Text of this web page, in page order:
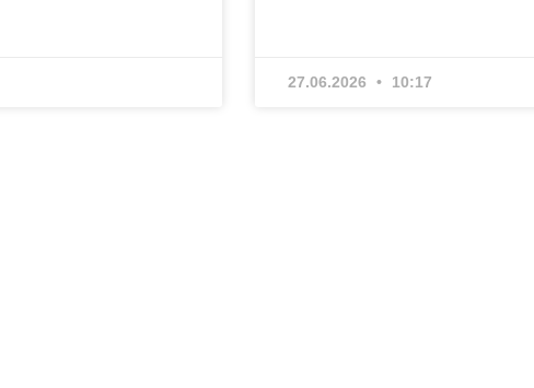
27.06.2026 10:17